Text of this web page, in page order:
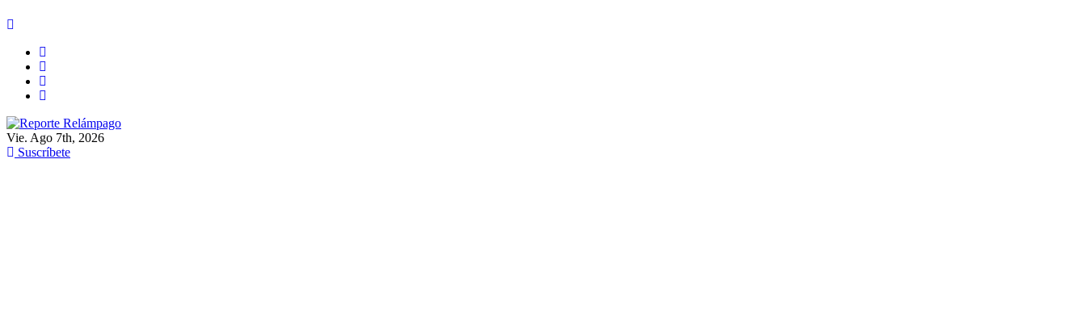
Ir
contenido
Reporte Relámpago
Claridad y rigor en cada noticia
Vie. Ago 7th, 2026
Suscríbete